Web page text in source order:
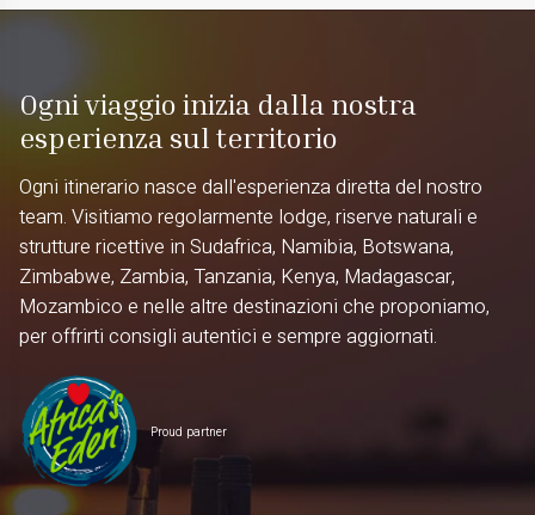
Ogni viaggio inizia dalla nostra
esperienza sul territorio
Ogni itinerario nasce dall'esperienza diretta del nostro
team. Visitiamo regolarmente lodge, riserve naturali e
strutture ricettive in Sudafrica, Namibia, Botswana,
Zimbabwe, Zambia, Tanzania, Kenya, Madagascar,
Mozambico e nelle altre destinazioni che proponiamo,
per offrirti consigli autentici e sempre aggiornati.
Proud partner